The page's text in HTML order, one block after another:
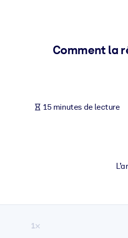
d'entreprise avec des
d'IA avec des connaissances fiables
Comment la
15 minutes de lecture
1×